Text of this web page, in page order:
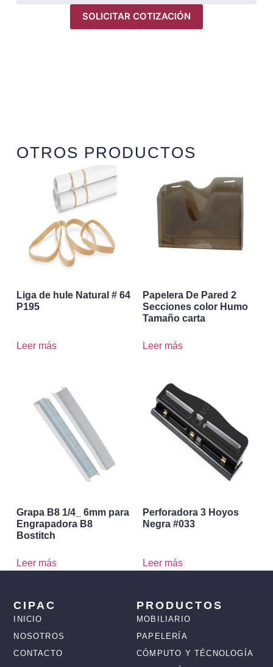
SOLICITAR COTIZACIÓN
OTROS PRODUCTOS
Liga de hule Natural # 64
P195
Leer más
Papelera De Pared 2
Secciones color Humo
Tamaño carta
Leer más
Grapa B8 1/4_ 6mm para
Engrapadora B8
Bostitch
Leer más
Perforadora 3 Hoyos
Negra #033
Leer más
CIPAC
INICIO
NOSOTROS
CONTACTO
PRODUCTOS
MOBILIARIO
PAPELERÍA
CÓMPUTO Y TÉCNOLOGÍA